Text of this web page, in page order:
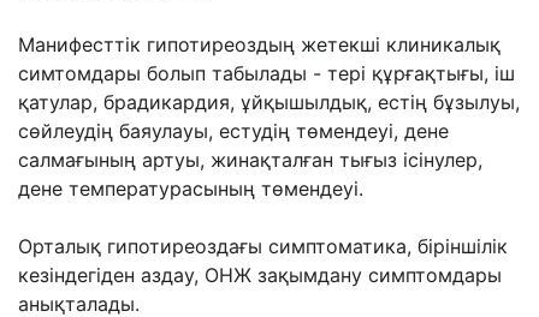
Манифесттік гипотиреоздың жетекші клиникалық
симтомдары болып табылады - тері құрғақтығы, іш
қатулар, брадикардия, ұйқышылдық, естің бұзылуы,
сөйлеудің баяулауы, естудің төмендеуі, дене
салмағының артуы, жинақталған тығыз ісінулер,
дене температурасының төмендеуі.
Орталық гипотиреоздағы симптоматика, біріншілік
кезіндегіден аздау, ОНЖ зақымдану симптомдары
анықталады.